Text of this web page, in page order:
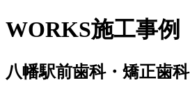
WORKS施工事例
八幡駅前歯科・矯正歯科